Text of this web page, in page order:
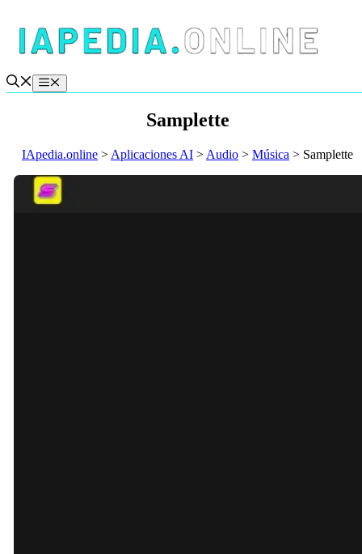
contenido
Menú
Samplette
IApedia.online > Aplicaciones AI > Audio > Música > Samplette